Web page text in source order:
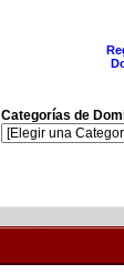
Categorías de